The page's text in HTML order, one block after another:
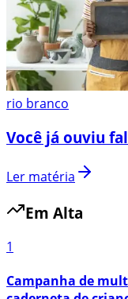
rio branco
Você já ouviu
Ler matéria
Em Alta
1
Campanha de